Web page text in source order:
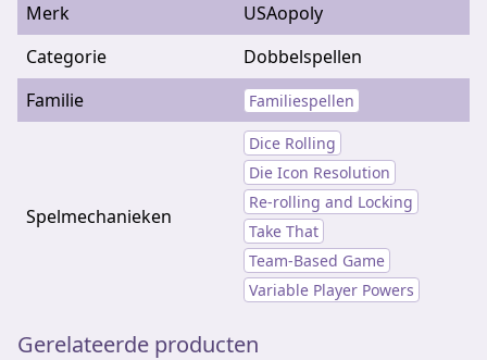
Merk
USAopoly
Categorie
Dobbelspellen
Familie
Familiespellen
Spelmechanieken
Dice Rolling
Die Icon Resolution
Re-rolling and Locking
Take That
Team-Based Game
Variable Player Powers
Gerelateerde producten